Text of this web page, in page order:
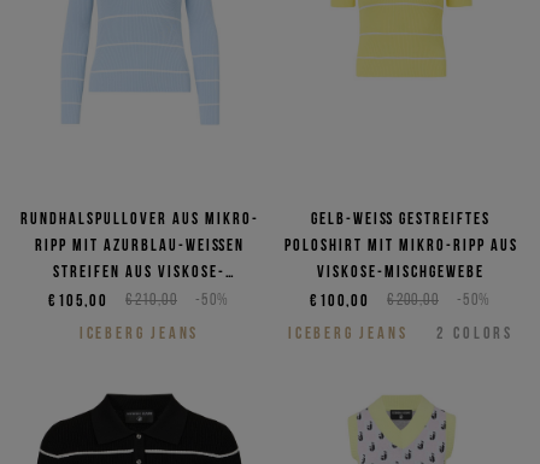
Rundhalspullover aus Mikro-
Ripp mit azurblau-weißen
Streifen aus Viskose-
Mischgewebe
€210,00 -50%
€105,00
ICEBERG JEANS
Gelb-weiß gestreiftes
Poloshirt mit Mikro-Ripp aus
Viskose-Mischgewebe
€200,00 -50%
€100,00
ICEBERG JEANS
2 COLORS